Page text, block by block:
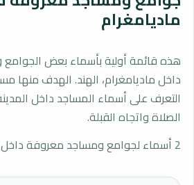
ماديامغرام
هذه قائمة أولية بأسماء بعض
داخل ماديامغرام، الهند. الهدف منها
التعرف على أسماء المساجد داخل
الصلاة واتجاه القبلة.
2 أسماء لجوامع ومساجد معروفة داخل هذه المدينة.